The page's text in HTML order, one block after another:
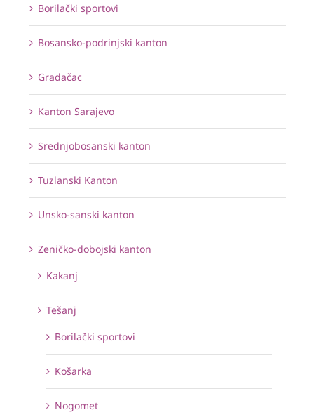
Borilački sportovi
Bosansko-podrinjski kanton
Gradačac
Kanton Sarajevo
Srednjobosanski kanton
Tuzlanski Kanton
Unsko-sanski kanton
Zeničko-dobojski kanton
Kakanj
Tešanj
Borilački sportovi
Košarka
Nogomet